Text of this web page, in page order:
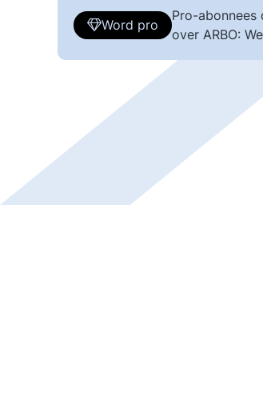
Word pro
Pro-
over ARBO: